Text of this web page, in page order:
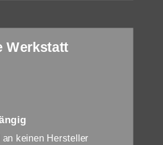
Werkstatt
keinen Hersteller